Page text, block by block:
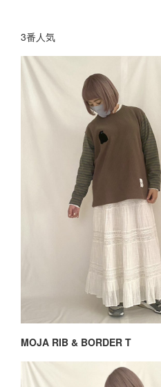
3番人気
MOJA RIB & BORDER T